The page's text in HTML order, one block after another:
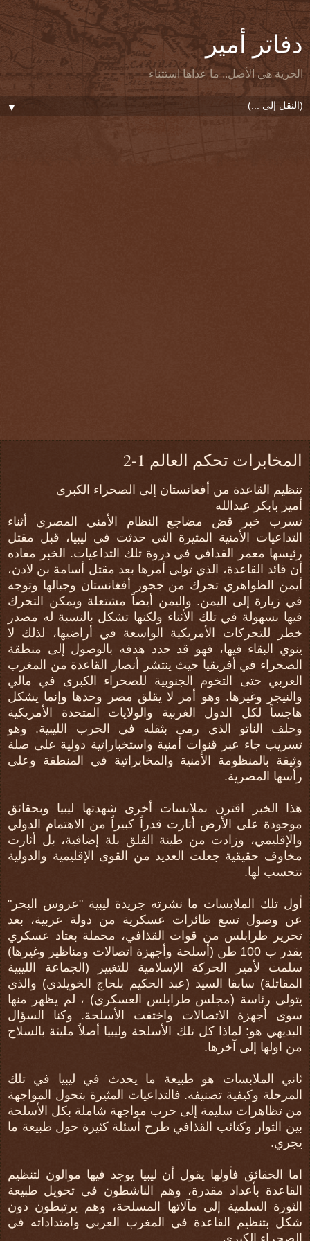
دفاتر أمير
الحرية هي الأصل.. ما عداها استثناء
▼
المخابرات تحكم العالم 1-2
تنظيم القاعدة من أفغانستان إلى الصحراء الكبرى
أمير بابكر عبدالله
تسرب خبر قض مضاجع النظام الأمني المصري أثناء
التداعيات الأمنية المثيرة التي حدثت في ليبيا، قبل مقتل
رئيسها معمر القذافي في ذروة تلك التداعيات. الخبر مفاده
أن قائد القاعدة، الذي تولى أمرها بعد مقتل أسامة بن لادن،
أيمن الظواهري تحرك من جحور أفغانستان وجبالها وتوجه
في زيارة إلى اليمن. واليمن أيضاً مشتعلة ويمكن التحرك
فيها بسهولة في تلك الأثناء ولكنها تشكل بالنسبة له مصدر
خطر للتحركات الأمريكية الواسعة في أراضيها، لذلك لا
ينوي البقاء فيها، فهو قد حدد هدفه بالوصول إلى منطقة
الصحراء في أفريقيا حيث ينتشر أنصار القاعدة من المغرب
العربي حتى التخوم الجنوبية للصحراء الكبرى في مالي
والنيجر وغيرها. وهو أمر لا يقلق مصر وحدها وإنما يشكل
هاجساً لكل الدول الغربية والولايات المتحدة الأمريكية
وحلف الناتو الذي رمى بثقله في الحرب الليبية. وهو
تسريب جاء عبر قنوات أمنية واستخباراتية دولية على صلة
وثيقة بالمنظومة الأمنية والمخابراتية في المنطقة وعلى
رأسها المصرية.
هذا الخبر اقترن بملابسات أخرى شهدتها ليبيا وبحقائق
موجودة على الأرض أثارت قدراً كبيراً من الاهتمام الدولي
والإقليمي، وزادت من طينة القلق بلة إضافية، بل أثارت
مخاوف حقيقية جعلت العديد من القوى الإقليمية والدولية
تتحسب لها.
أول تلك الملابسات ما نشرته جريدة ليبية "عروس البحر"
عن وصول تسع طائرات عسكرية من دولة عربية، بعد
تحرير طرابلس من قوات القذافي، محملة بعتاد عسكري
يقدر ب 100 طن (أسلحة وأجهزة اتصالات ومناظير وغيرها)
سلمت لأمير الحركة الإسلامية للتغيير (الجماعة الليبية
المقاتلة) سابقا السيد (عبد الحكيم بلحاج الخويلدي) والذي
يتولى رئاسة (مجلس طرابلس العسكري) ، لم يظهر منها
سوى أجهزة الاتصالات واختفت الأسلحة. وكنا السؤال
البديهي هو: لماذا كل تلك الأسلحة وليبيا أصلاً مليئة بالسلاح
من اولها إلى آخرها.
ثاني الملابسات هو طبيعة ما يحدث في ليبيا في تلك
المرحلة وكيفية تصنيفه. فالتداعيات المثيرة بتحول المواجهة
من تظاهرات سليمة إلى حرب مواجهة شاملة بكل الأسلحة
بين الثوار وكتائب القذافي طرح أسئلة كثيرة حول طبيعة ما
يجري.
اما الحقائق فأولها يقول أن ليبيا يوجد فيها موالون لتنظيم
القاعدة بأعداد مقدرة، وهم الناشطون في تحويل طبيعة
الثورة السلمية إلى مآلاتها المسلحة، وهم يرتبطون دون
شكل بتنظيم القاعدة في المغرب العربي وامتداداته في
الصحراء الكبرى.